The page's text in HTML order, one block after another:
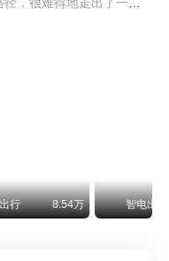
8.54万 智电出行